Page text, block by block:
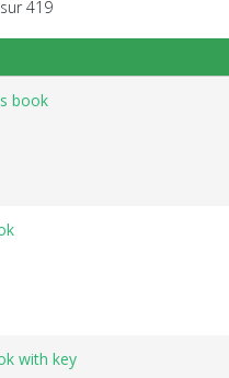
419
book
with key